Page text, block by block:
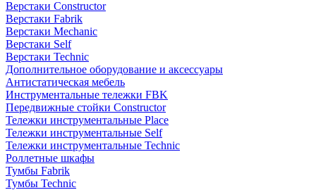
Верстаки Constructor
Верстаки Fabrik
Верстаки Mechanic
Верстаки Self
Верстаки Technic
Дополнительное оборудование и аксессуары
Антистатическая мебель
Инструментальные тележки FBK
Передвижные стойки Constructor
Тележки инструментальные Place
Тележки инструментальные Self
Тележки инструментальные Technic
Роллетные шкафы
Тумбы Fabrik
Тумбы Technic